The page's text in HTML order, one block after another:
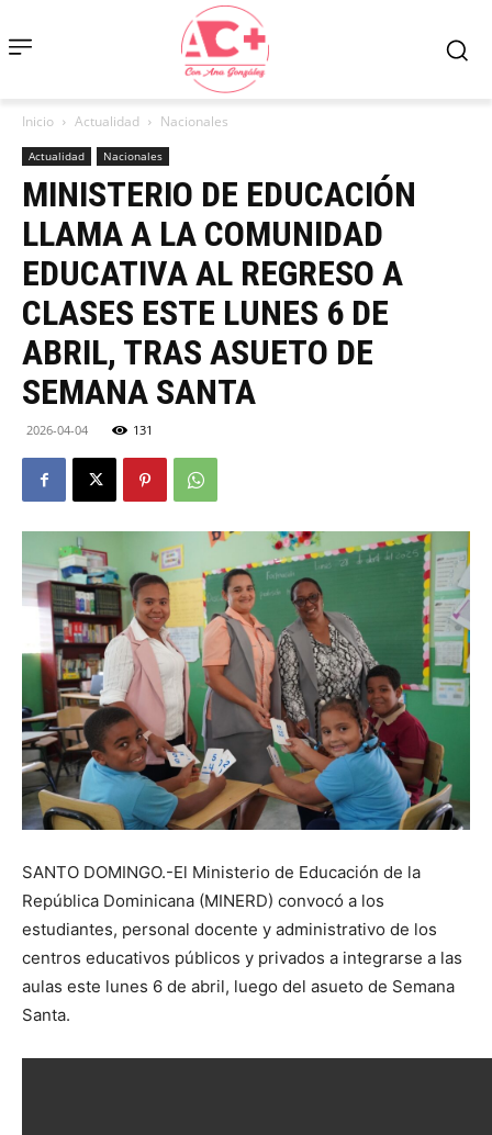
Inicio Actualidad Nacionales
Actualidad Nacionales
MINISTERIO DE EDUCACIÓN
LLAMA A LA COMUNIDAD
EDUCATIVA AL REGRESO A
CLASES ESTE LUNES 6 DE
ABRIL, TRAS ASUETO DE
SEMANA SANTA
2026-04-04 131
SANTO DOMINGO.-El Ministerio de Educación de la
República Dominicana (MINERD) convocó a los
estudiantes, personal docente y administrativo de los
centros educativos públicos y privados a integrarse a las
aulas este lunes 6 de abril, luego del asueto de Semana
Santa.